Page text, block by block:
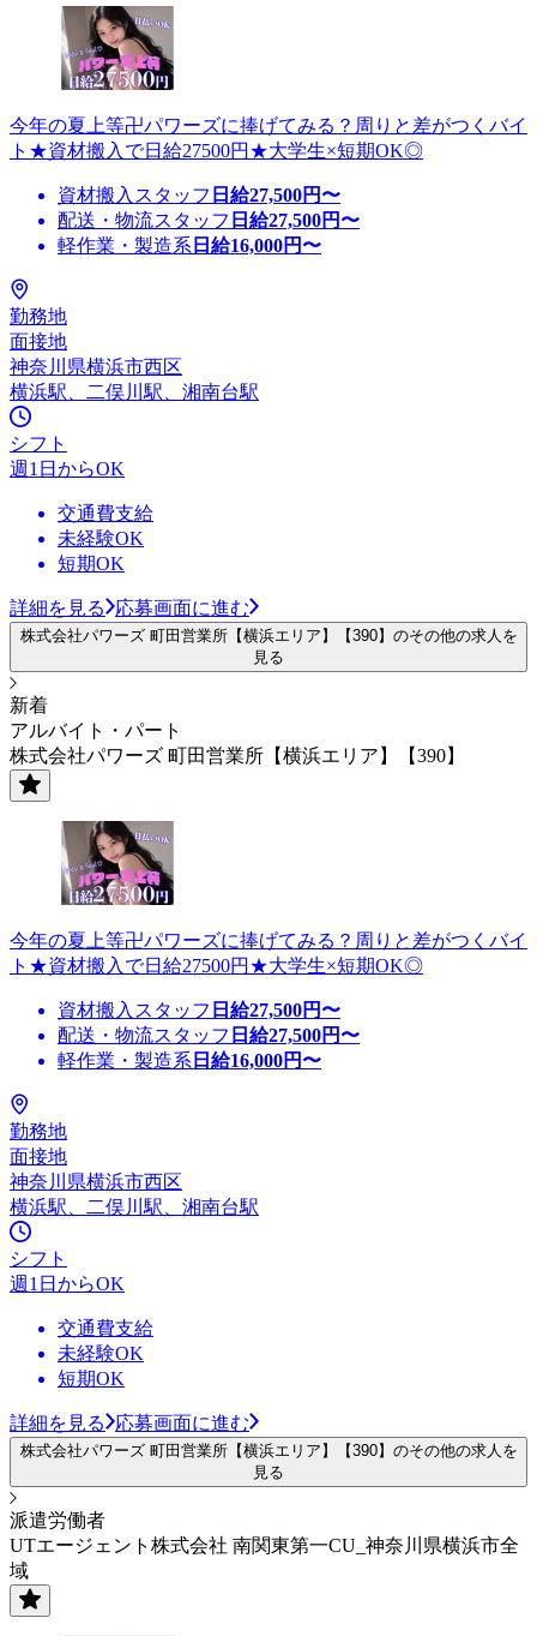
今年の夏上等卍パワーズに捧げてみる？周りと差がつくバイ
ト★資材搬入で日給27500円★大学生×短期OK◎
資材搬入スタッフ 日給27,500円〜
配送・物流スタッフ 日給27,500円〜
軽作業・製造系 日給16,000円〜
勤務地
面接地
神奈川県横浜市西区
横浜駅、二俣川駅、湘南台駅
シフト
週1日からOK
交通費支給
未経験OK
短期OK
詳細を見る 応募画面に進む
株式会社パワーズ 町田営業所【横浜エリア】【390】のその他の求人を
見る
新着
アルバイト・パート
株式会社パワーズ 町田営業所【横浜エリア】【390】
今年の夏上等卍パワーズに捧げてみる？周りと差がつくバイ
ト★資材搬入で日給27500円★大学生×短期OK◎
資材搬入スタッフ 日給27,500円〜
配送・物流スタッフ 日給27,500円〜
軽作業・製造系 日給16,000円〜
勤務地
面接地
神奈川県横浜市西区
横浜駅、二俣川駅、湘南台駅
シフト
週1日からOK
交通費支給
未経験OK
短期OK
詳細を見る 応募画面に進む
株式会社パワーズ 町田営業所【横浜エリア】【390】のその他の求人を
見る
派遣労働者
UTエージェント株式会社 南関東第一CU_神奈川県横浜市全
域